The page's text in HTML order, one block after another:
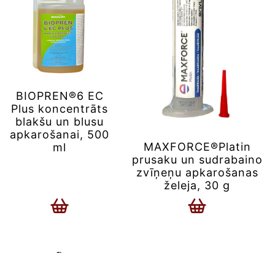
BIOPREN®6 EC
Plus koncentrāts
blakšu un blusu
apkarošanai, 500
ml
MAXFORCE®Platin
prusaku un sudrabaino
zvīņeņu apkarošanas
želeja, 30 g